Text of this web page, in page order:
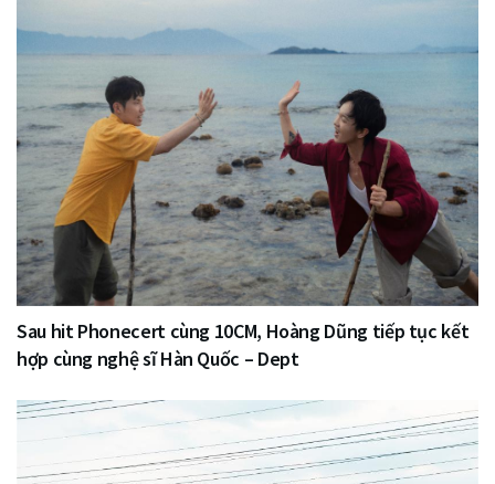
Sau hit Phonecert cùng 10CM, Hoàng Dũng tiếp tục kết
hợp cùng nghệ sĩ Hàn Quốc – Dept